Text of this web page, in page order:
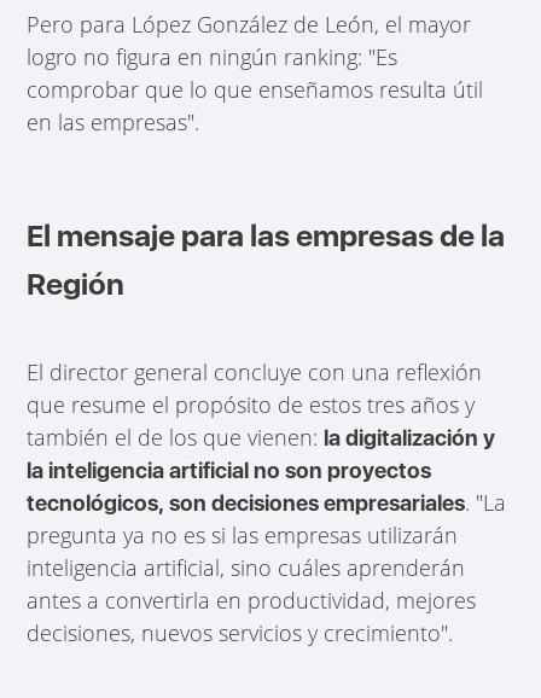
Pero para López González de León, el mayor
logro no figura en ningún ranking: "Es
comprobar que lo que enseñamos resulta útil
en las empresas".
El mensaje para las empresas de la
Región
El director general concluye con una reflexión
que resume el propósito de estos tres años y
también el de los que vienen: la digitalización y
la inteligencia artificial no son proyectos
tecnológicos, son decisiones empresariales. "La
pregunta ya no es si las empresas utilizarán
inteligencia artificial, sino cuáles aprenderán
antes a convertirla en productividad, mejores
decisiones, nuevos servicios y crecimiento".